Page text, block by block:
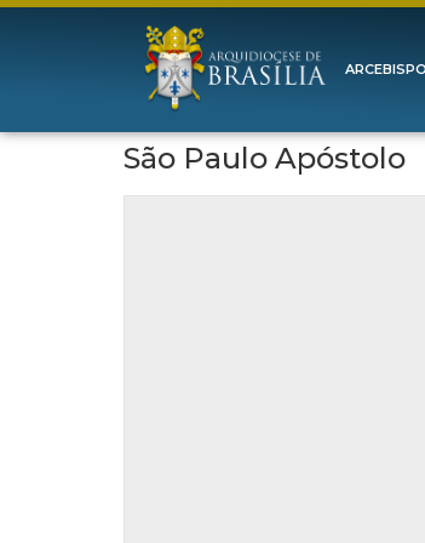
ARCEBISPO
São Paulo Apóstolo